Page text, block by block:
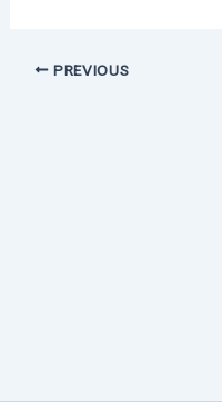
PREVIOUS